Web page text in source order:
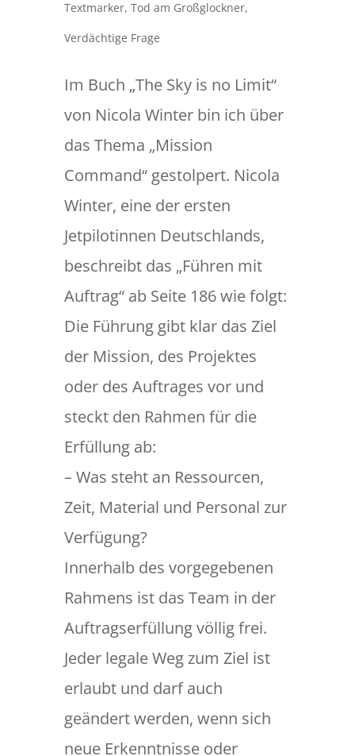
Textmarker, Tod am Großglockner,
Verdächtige Frage
Im Buch „The Sky is no Limit“
von Nicola Winter bin ich über
das Thema „Mission
Command“ gestolpert. Nicola
Winter, eine der ersten
Jetpilotinnen Deutschlands,
beschreibt das „Führen mit
Auftrag“ ab Seite 186 wie folgt:
Die Führung gibt klar das Ziel
der Mission, des Projektes
oder des Auftrages vor und
steckt den Rahmen für die
Erfüllung ab:
– Was steht an Ressourcen,
Zeit, Material und Personal zur
Verfügung?
Innerhalb des vorgegebenen
Rahmens ist das Team in der
Auftragserfüllung völlig frei.
Jeder legale Weg zum Ziel ist
erlaubt und darf auch
geändert werden, wenn sich
neue Erkenntnisse oder